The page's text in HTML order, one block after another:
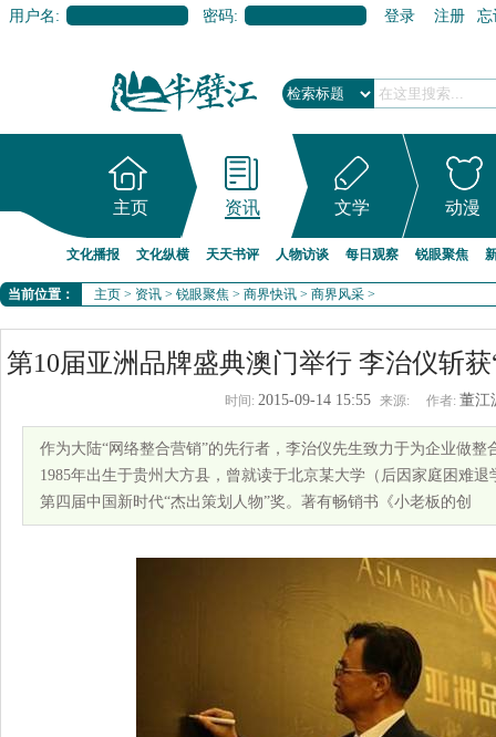
用户名: 密码: 登录 注册 忘
主页 资讯 文学 动漫
文化播报 文化纵横 天天书评 人物访谈 每日观察 锐眼聚焦
当前位置： 主页 > 资讯 > 锐眼聚焦 > 商界快讯 > 商界风采 >
第10届亚洲品牌盛典澳门举行 李治仪斩
时间: 2015-09-14 15:55 来源: 作者: 董
作为大陆“网络整合营销”的先行者，李治仪先生致力于为企业做
1985年出生于贵州大方县，曾就读于北京某大学（后因家庭困难
第四届中国新时代“杰出策划人物”奖。著有畅销书《小老板的创